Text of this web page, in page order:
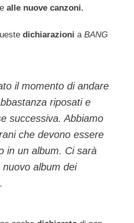
alle nuove canzoni.
dichiarazioni a BANG
il momento di andare
riposati e
successiva. Abbiamo
che devono essere
in un album. Ci sarà
album dei